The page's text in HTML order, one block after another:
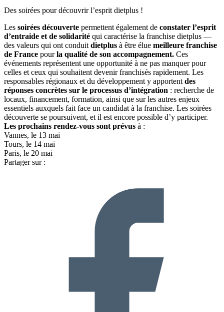
Des soirées pour découvrir l’esprit dietplus !
Les soirées découverte permettent également de constater l’esprit
d’entraide et de solidarité qui caractérise la franchise dietplus —
des valeurs qui ont conduit dietplus à être élue meilleure franchise
de France pourla qualité de son accompagnement. Ces
événements représentent une opportunité à ne pas manquer pour
celles et ceux qui souhaitent devenir franchisés rapidement. Les
responsables régionaux et du développement y apportent des
réponses concrètes sur le processus d’intégration : recherche de
locaux, financement, formation, ainsi que sur les autres enjeux
essentiels auxquels fait face un candidat à la franchise. Les soirées
découverte se poursuivent, et il est encore possible d’y participer.
Les prochains rendez-vous sont prévus à :
Vannes, le 13 mai
Tours, le 14 mai
Paris, le 20 mai
Partager sur :